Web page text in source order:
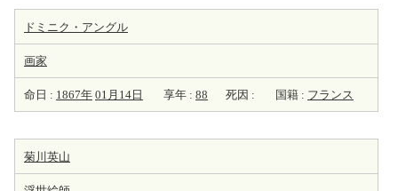
ドミニク・アングル
画家
命日 : 1867年 01月14日 享年 : 88 死因 : 国籍 : フランス
菊川英山